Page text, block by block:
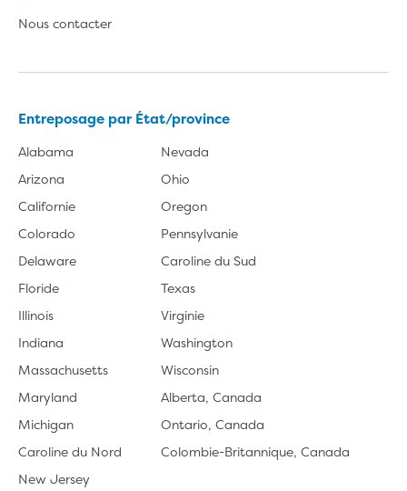
Nous contacter
Entreposage par État/province
Alabama
Arizona
Californie
Colorado
Delaware
Floride
Illinois
Indiana
Massachusetts
Maryland
Michigan
Caroline du Nord
New Jersey
Nevada
Ohio
Oregon
Pennsylvanie
Caroline du Sud
Texas
Virginie
Washington
Wisconsin
Alberta, Canada
Ontario, Canada
Colombie-Britannique, Canada